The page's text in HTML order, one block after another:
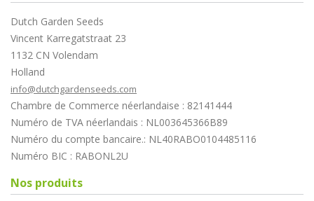
Dutch Garden Seeds
Vincent Karregatstraat 23
1132 CN Volendam
Holland
info@dutchgardenseeds.com
Chambre de Commerce néerlandaise : 82141444
Numéro de TVA néerlandais : NL003645366B89
Numéro du compte bancaire.: NL40RABO0104485116
Numéro BIC : RABONL2U
Nos produits